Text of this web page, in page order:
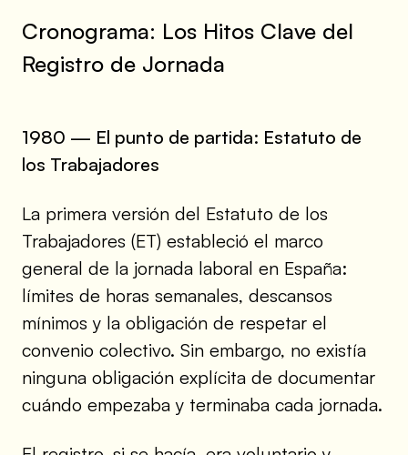
Cronograma: Los Hitos Clave del
Registro de Jornada
1980 — El punto de partida: Estatuto de
los Trabajadores
La primera versión del Estatuto de los
Trabajadores (ET) estableció el marco
general de la jornada laboral en España:
límites de horas semanales, descansos
mínimos y la obligación de respetar el
convenio colectivo. Sin embargo, no existía
ninguna obligación explícita de documentar
cuándo empezaba y terminaba cada jornada.